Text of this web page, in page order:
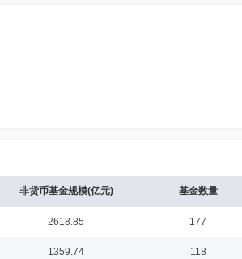
非货币基金规模(亿元) 基金数量
2618.85 177
1359.74 118